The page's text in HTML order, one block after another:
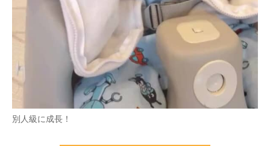
別人級に成長！